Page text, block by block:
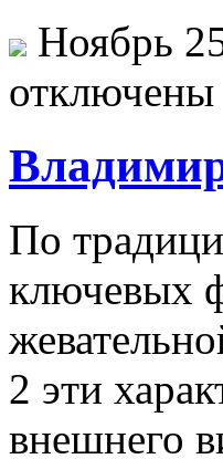
Ноябрь
отключены
Пo
ключевых
2 эти
внешнего